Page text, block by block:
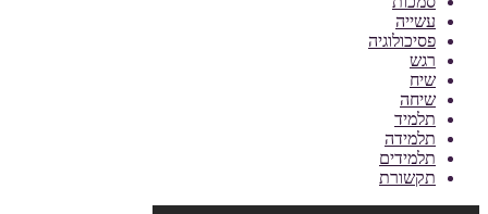
עשייה
פסיכולוגיה
רגש
שיח
שיחה
תלמיד
תלמידה
תלמידים
תקשורת